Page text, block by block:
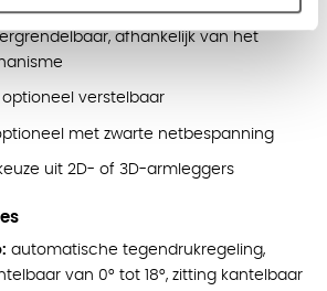
afhankelijk van het
optioneel verstelbaar
met zwarte netbespanning
uit 2D- of 3D-armleggers
automatische tegendrukregeling,
van 0° tot 18°, zitting kantelbaar